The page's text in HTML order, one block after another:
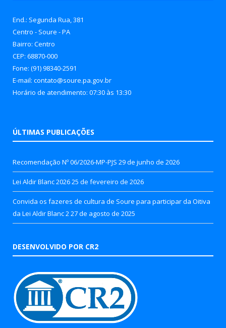
End.: Segunda Rua, 381
Centro - Soure - PA
Bairro: Centro
CEP: 68870-000
Fone: (91) 98340-2591
E-mail: contato@soure.pa.gov.br
Horário de atendimento: 07:30 às 13:30
ÚLTIMAS PUBLICAÇÕES
Recomendação Nº 06/2026-MP-PJS 29 de junho de 2026
Lei Aldir Blanc 202625 de fevereiro de 2026
Convida os fazeres de cultura de Soure para participar da Oitiva
da Lei Aldir Blanc 227 de agosto de 2025
DESENVOLVIDO POR CR2